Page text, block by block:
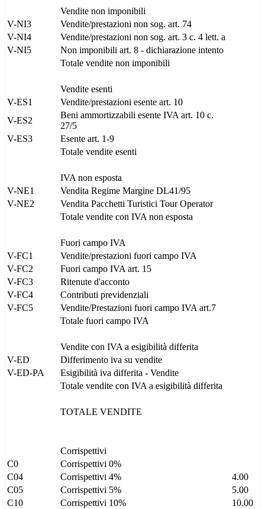
Vendite non imponibili
V-NI3
Vendite/prestazioni non sog. art. 74
V-NI4
Vendite/prestazioni non sog. art. 3 c. 4 lett. a
V-NI5
Non imponibili art. 8 - dichiarazione intento
Totale vendite non imponibili
Vendite esenti
V-ES1
Vendite/prestazioni esente art. 10
V-ES2
Beni ammortizzabili esente IVA art. 10 c.
27/5
V-ES3
Esente art. 1-9
Totale vendite esenti
IVA non esposta
V-NE1
Vendita Regime Margine DL41/95
V-NE2
Vendita Pacchetti Turistici Tour Operator
Totale vendite con IVA non esposta
Fuori campo IVA
V-FC1
Vendite/prestazioni fuori campo IVA
V-FC2
Fuori campo IVA art. 15
V-FC3
Ritenute d'acconto
V-FC4
Contributi previdenziali
V-FC5
Vendite/Prestazioni fuori campo IVA art.7
Totale fuori campo IVA
Vendite con IVA a esigibilità differita
V-ED
Differimento iva su vendite
V-ED-PA
Esigibilità iva differita - Vendite
Totale vendite con IVA a esigibilità differita
TOTALE VENDITE
Corrispettivi
C0
Corrispettivi 0%
C04
Corrispettivi 4%
4.00
C05
Corrispettivi 5%
5.00
C10
Corrispettivi 10%
10.00